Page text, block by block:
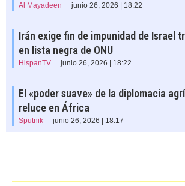
Al Mayadeen junio 26, 2026 | 18:22
Irán exige fin de impunidad de Israel
en lista negra de ONU
HispanTV junio 26, 2026 | 18:22
El «poder suave» de la diplomacia
reluce en África
Sputnik junio 26, 2026 | 18:17